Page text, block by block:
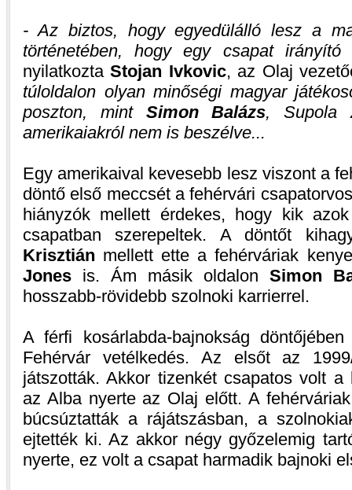
- Az biztos, hogy egyedülálló lesz a
történetében, hogy egy csapat
nyilatkoztaStojan Ivkovic, az Olaj
túloldalon olyan minőségi magyar
poszton, mint Simon Balázs, Supola
amerikaiakról nem is beszélve...
Egy amerikaival kevesebb lesz viszont a
döntő első meccsét a fehérvári
hiányzók mellett érdekes, hogy kik
csapatban szerepeltek. A döntőt
Krisztián mellett ette a fehérváriak
Jones is. Ám másik oldalon Simon
hosszabb-rövidebb szolnoki karrierrel.
A férfi kosárlabda-bajnokság
Fehérvár vetélkedés. Az elsőt az
játszották. Akkor tizenkét csapatos volt a
az Alba nyerte az Olaj előtt. A
búcsúztatták a rájátszásban, a
ejtették ki. Az akkor négy győzelemig
nyerte, ez volt a csapat harmadik bajnoki